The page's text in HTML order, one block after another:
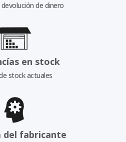
de dinero
en stock
stock actuales
del fabricante